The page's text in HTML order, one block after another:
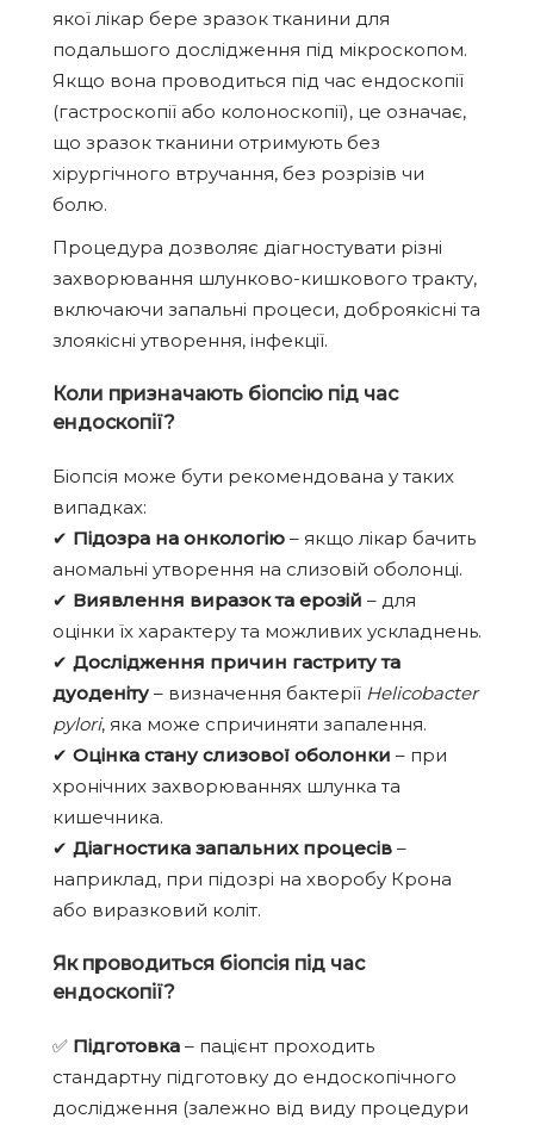
якої лікар бере зразок тканини для
подальшого дослідження під мікроскопом.
Якщо вона проводиться під час ендоскопії
(гастроскопії або колоноскопії), це означає,
що зразок тканини отримують без
хірургічного втручання, без розрізів чи
болю.
Процедура дозволяє діагностувати різні
захворювання шлунково-кишкового тракту,
включаючи запальні процеси, доброякісні та
злоякісні утворення, інфекції.
Коли призначають біопсію під час
ендоскопії?
Біопсія може бути рекомендована у таких
випадках:
✔ Підозра на онкологію – якщо лікар бачить
аномальні утворення на слизовій оболонці.
✔ Виявлення виразок та ерозій – для
оцінки їх характеру та можливих ускладнень.
✔ Дослідження причин гастриту та
дуоденіту – визначення бактерії Helicobacter
pylori, яка може спричиняти запалення.
✔ Оцінка стану слизової оболонки – при
хронічних захворюваннях шлунка та
кишечника.
✔ Діагностика запальних процесів –
наприклад, при підозрі на хворобу Крона
або виразковий коліт.
Як проводиться біопсія під час
ендоскопії?
✅ Підготовка – пацієнт проходить
стандартну підготовку до ендоскопічного
дослідження (залежно від виду процедури